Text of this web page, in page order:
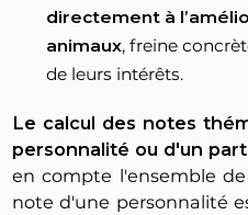
directement à
animaux, freine
de leurs intérêts.
Le calcul des notes
personnalité ou d'un
en compte l'ensemble
note d'une personnalité